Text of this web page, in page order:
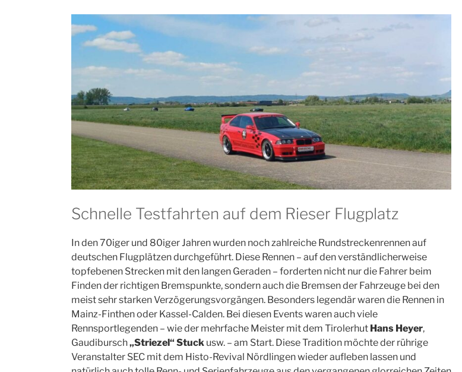
Schnelle Testfahrten auf dem Rieser Flugplatz
In den 70iger und 80iger Jahren wurden noch zahlreiche Rundstreckenrennen auf
deutschen Flugplätzen durchgeführt. Diese Rennen – auf den verständlicherweise
topfebenen Strecken mit den langen Geraden – forderten nicht nur die Fahrer beim
Finden der richtigen Bremspunkte, sondern auch die Bremsen der Fahrzeuge bei den
meist sehr starken Verzögerungsvorgängen. Besonders legendär waren die Rennen in
Mainz-Finthen oder Kassel-Calden. Bei diesen Events waren auch viele
Rennsportlegenden – wie der mehrfache Meister mit dem Tirolerhut Hans Heyer,
Gaudibursch„Striezel“ Stuck usw. – am Start. Diese Tradition möchte der rührige
Veranstalter SEC mit dem Histo-Revival Nördlingen wieder aufleben lassen und